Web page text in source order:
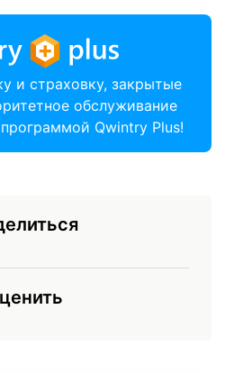
и страховку, закрытые
обслуживание
Qwintry Plus!